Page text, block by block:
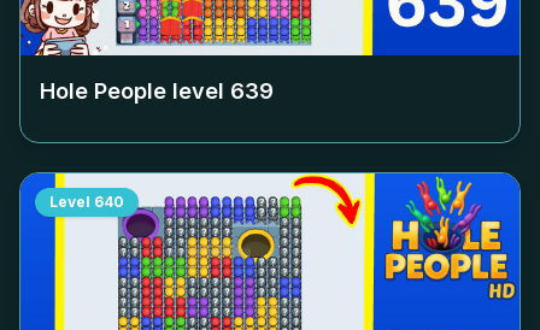
Hole People level 639
Level 640